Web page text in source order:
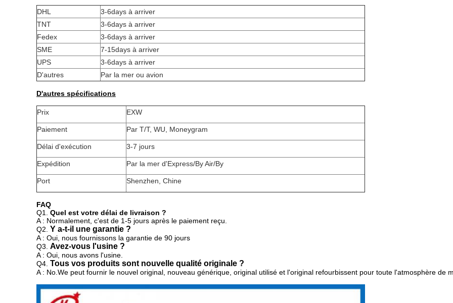
DHL
3-6days à arriver
TNT
3-6days à arriver
Fedex
3-6days à arriver
SME
7-15days à arriver
UPS
3-6days à arriver
D'autres
Par la mer ou avion
D'autres spécifications
Prix EXW
Paiement Par T/T, WU, Moneygram
Délai d'exécution 3-7 jours
Expédition Par la mer d'Express/By Air/By
Port Shenzhen, Chine
FAQ
Q1. Quel est votre délai de livraison ?
A : Normalement, c'est de 1-5 jours après le paiement reçu.
Q2. Y a-t-il une garantie ?
A : Oui, nous fournissons la garantie de 90 jours
Q3. Avez-vous l'usine ?
A : Oui, nous avons l'usine.
Q4. Tous vos produits sont nouvelle qualité originale ?
A : No.We peut fournir le nouvel original, nouveau générique, original utilisé et l'original refourbissent pour toute l'atmosphère de